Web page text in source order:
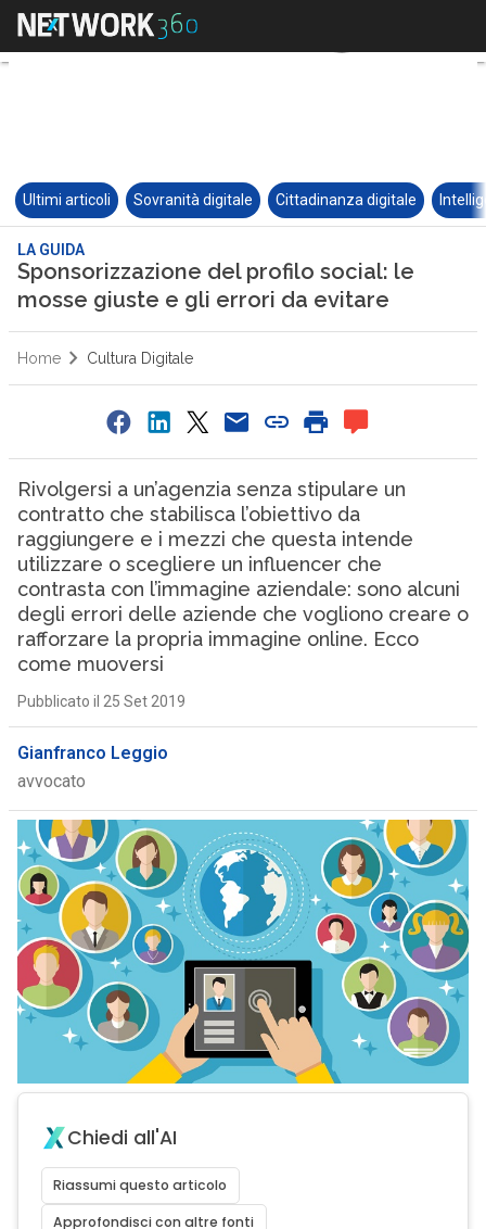
Ultimi articoli Sovranità digitale Cittadinanza digitale
LA GUIDA
Sponsorizzazione del profilo social: le
mosse giuste e gli errori da evitare
Home Cultura Digitale
Rivolgersi a un’agenzia senza stipulare un
contratto che stabilisca l’obiettivo da
raggiungere e i mezzi che questa intende
utilizzare o scegliere un influencer che
contrasta con l’immagine aziendale: sono alcuni
degli errori delle aziende che vogliono creare o
rafforzare la propria immagine online. Ecco
come muoversi
Pubblicato il 25 Set 2019
Gianfranco Leggio
avvocato
Chiedi all'AI
Riassumi questo articolo
Approfondisci con altre fonti